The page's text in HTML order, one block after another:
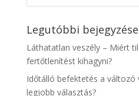
Legutóbbi
Láthatatlan veszély – Miért
fertőtlenítést kihagyni?
Időtálló befektetés a változó
legjobb választás?